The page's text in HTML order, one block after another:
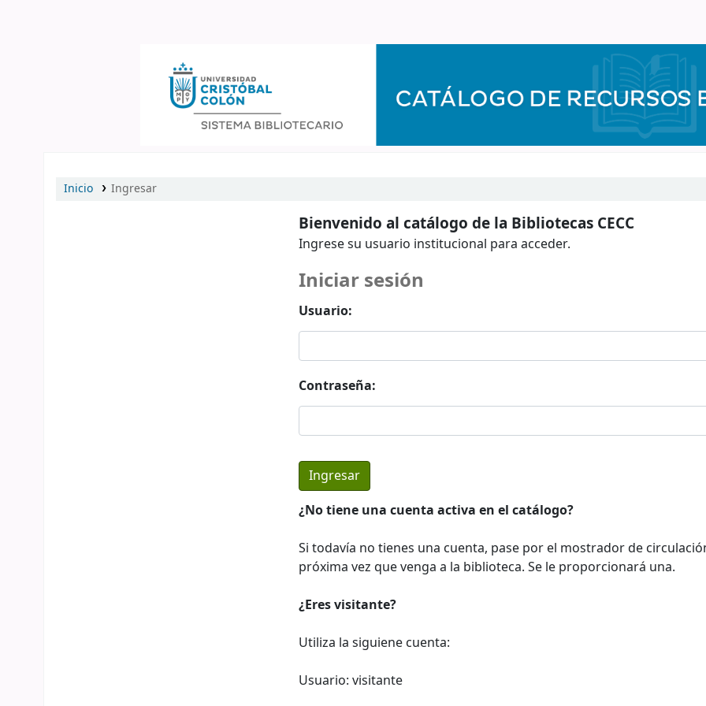
Inicio Ingresar
Bienvenido al catálogo de la Bibliotecas CECC
Ingrese su usuario institucional para acceder.
Iniciar sesión
Usuario:
Contraseña:
¿No tiene una cuenta activa en el catálogo?
Si todavía no tienes una cuenta, pase por el mostrador de
próxima vez que venga a la biblioteca. Se le proporcionará una.
¿Eres visitante?
Utiliza la siguiene cuenta:
Usuario: visitante